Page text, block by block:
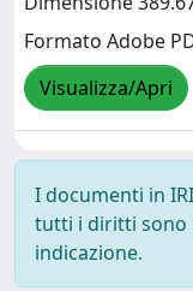
Formato Adobe
Visualizza/Apri
I documenti in
tutti i diritti sono
indicazione.